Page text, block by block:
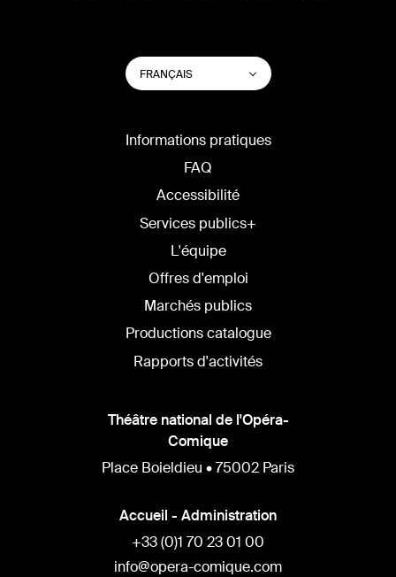
CHANGER
LA
LANGUE
FRANÇAIS Lister les actions
Informations pratiques
FAQ
Accessibilité
Services publics+
L'équipe
Offres d'emploi
Marchés publics
Productions catalogue
Rapports d'activités
Théâtre national de l'Opéra-
Comique
Place Boieldieu • 75002 Paris
Accueil - Administration
+33 (0)1 70 23 01 00
info@opera-comique.com